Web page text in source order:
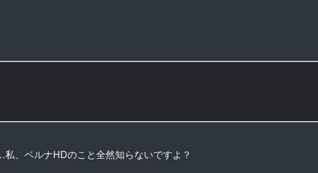
、ベルナHDのこと全然知らないですよ？